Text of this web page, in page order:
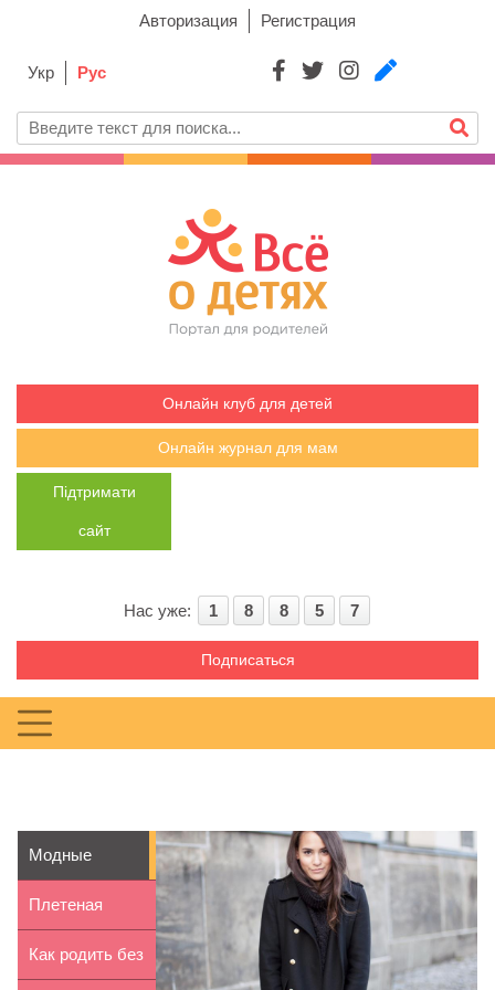
Авторизация Регистрация
Укр Рус
Онлайн клуб для детей
Онлайн журнал для мам
Підтримати
сайт
Нас уже: 1 8 8 5 7
Подписаться
Модные
пальто в стиле
милитари
Плетеная
корзина для
Как родить без